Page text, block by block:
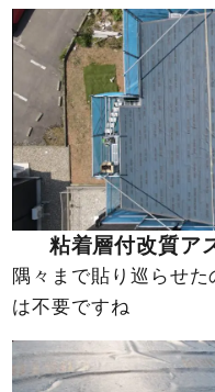
粘着層付改質ア
隅々まで貼り巡らせ
は不要ですね